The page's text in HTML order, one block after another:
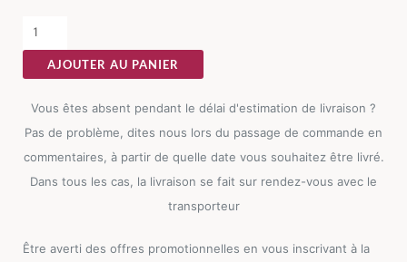
Canapé
Gauche/Droite
Ixia
AJOUTER AU PANIER
Vous êtes absent pendant le délai d'estimation de livraison ?
Pas de problème, dites nous lors du passage de commande en
commentaires, à partir de quelle date vous souhaitez être livré.
Dans tous les cas, la livraison se fait sur rendez-vous avec le
transporteur
Être averti des offres promotionnelles en vous inscrivant à la